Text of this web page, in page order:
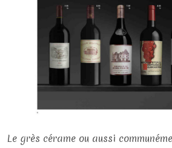
Le grès cérame ou aussi